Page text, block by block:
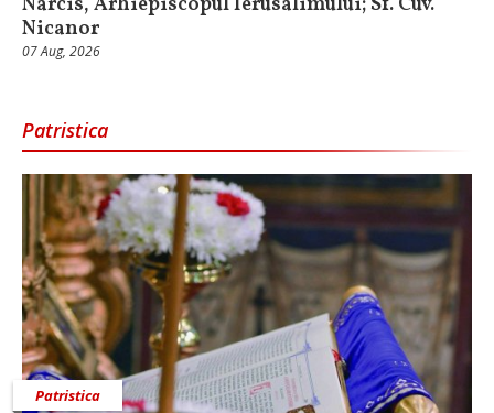
Nicanor
07 Aug, 2026
Patristica
Patristica